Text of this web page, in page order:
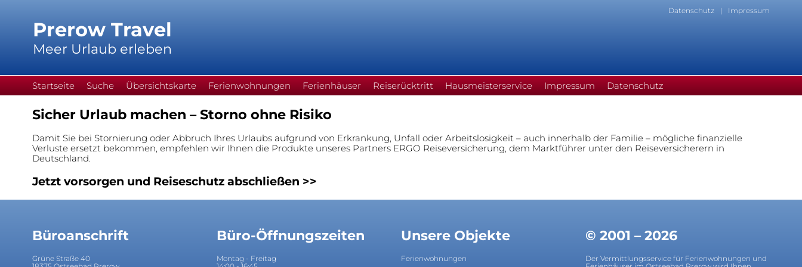
Prerow Travel
Meer Urlaub erleben
Datenschutz Impressum
Startseite Suche Übersichtskarte Ferienwohnungen Ferienhäuser Reiserücktritt Hausmeisterservice Impressum Datenschutz
Sicher Urlaub machen – Storno ohne Risiko
Damit Sie bei Stornierung oder Abbruch Ihres Urlaubs aufgrund von Erkrankung, Unfall oder Arbeitslosigkeit – auch innerhalb der Familie – mögliche finanzielle
Verluste ersetzt bekommen, empfehlen wir Ihnen die Produkte unseres Partners ERGO Reiseversicherung, dem Marktführer unter den Reiseversicherern in
Deutschland.
Jetzt vorsorgen und Reiseschutz abschließen >>
Büroanschrift
Grüne Straße 40
Büro-Öffnungszeiten
Montag - Freitag
Unsere Objekte
Ferienwohnungen
© 2001 – 2026
Der Vermittlungsservice für Ferienwohnungen und